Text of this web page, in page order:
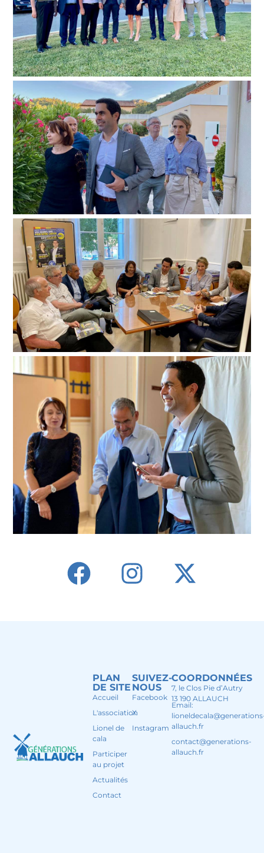
SUIVEZ-
NOUS
Facebook
X
Instagram
PLAN
DE SITE
Accueil
L'association
Lionel de
cala
Participer
au projet
Actualités
Contact
COORDONNÉES
7, le Clos Pie d’Autry
13 190 ALLAUCH
Email:
allauch.fr
contact@generations-
allauch.fr